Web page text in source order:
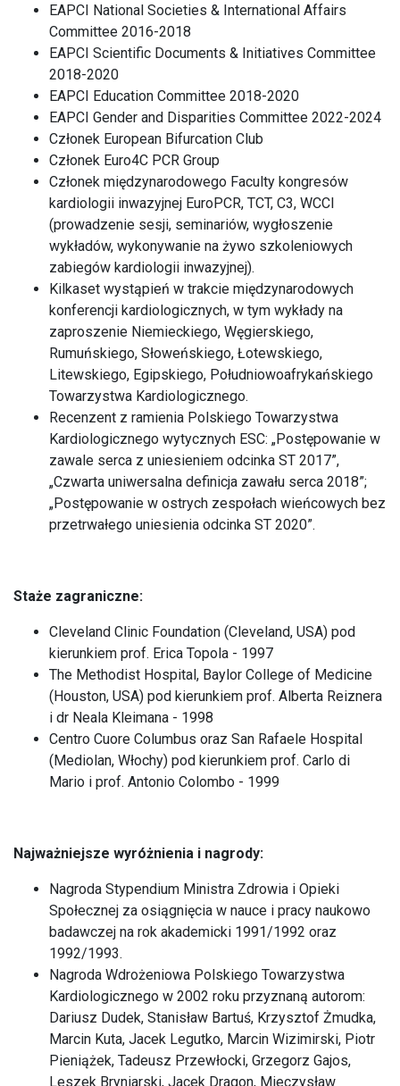
EAPCI National Societies & International Affairs
Committee 2016-2018
EAPCI Scientific Documents & Initiatives Committee
2018-2020
EAPCI Education Committee 2018-2020
EAPCI Gender and Disparities Committee 2022-2024
Członek European Bifurcation Club
Członek Euro4C PCR Group
Członek międzynarodowego Faculty kongresów
kardiologii inwazyjnej EuroPCR, TCT, C3, WCCI
(prowadzenie sesji, seminariów, wygłoszenie
wykładów, wykonywanie na żywo szkoleniowych
zabiegów kardiologii inwazyjnej).
Kilkaset wystąpień w trakcie międzynarodowych
konferencji kardiologicznych, w tym wykłady na
zaproszenie Niemieckiego, Węgierskiego,
Rumuńskiego, Słoweńskiego, Łotewskiego,
Litewskiego, Egipskiego, Południowoafrykańskiego
Towarzystwa Kardiologicznego.
Recenzent z ramienia Polskiego Towarzystwa
Kardiologicznego wytycznych ESC: „Postępowanie w
zawale serca z uniesieniem odcinka ST 2017”,
„Czwarta uniwersalna definicja zawału serca 2018”;
„Postępowanie w ostrych zespołach wieńcowych bez
przetrwałego uniesienia odcinka ST 2020”.
Staże zagraniczne:
Cleveland Clinic Foundation (Cleveland, USA) pod
kierunkiem prof. Erica Topola - 1997
The Methodist Hospital, Baylor College of Medicine
(Houston, USA) pod kierunkiem prof. Alberta Reiznera
i dr Neala Kleimana - 1998
Centro Cuore Columbus oraz San Rafaele Hospital
(Mediolan, Włochy) pod kierunkiem prof. Carlo di
Mario i prof. Antonio Colombo - 1999
Najważniejsze wyróżnienia i nagrody:
Nagroda Stypendium Ministra Zdrowia i Opieki
Społecznej za osiągnięcia w nauce i pracy naukowo
badawczej na rok akademicki 1991/1992 oraz
1992/1993.
Nagroda Wdrożeniowa Polskiego Towarzystwa
Kardiologicznego w 2002 roku przyznaną autorom:
Dariusz Dudek, Stanisław Bartuś, Krzysztof Żmudka,
Marcin Kuta, Jacek Legutko, Marcin Wizimirski, Piotr
Pieniążek, Tadeusz Przewłocki, Grzegorz Gajos,
Leszek Bryniarski, Jacek Dragon, Mieczysław